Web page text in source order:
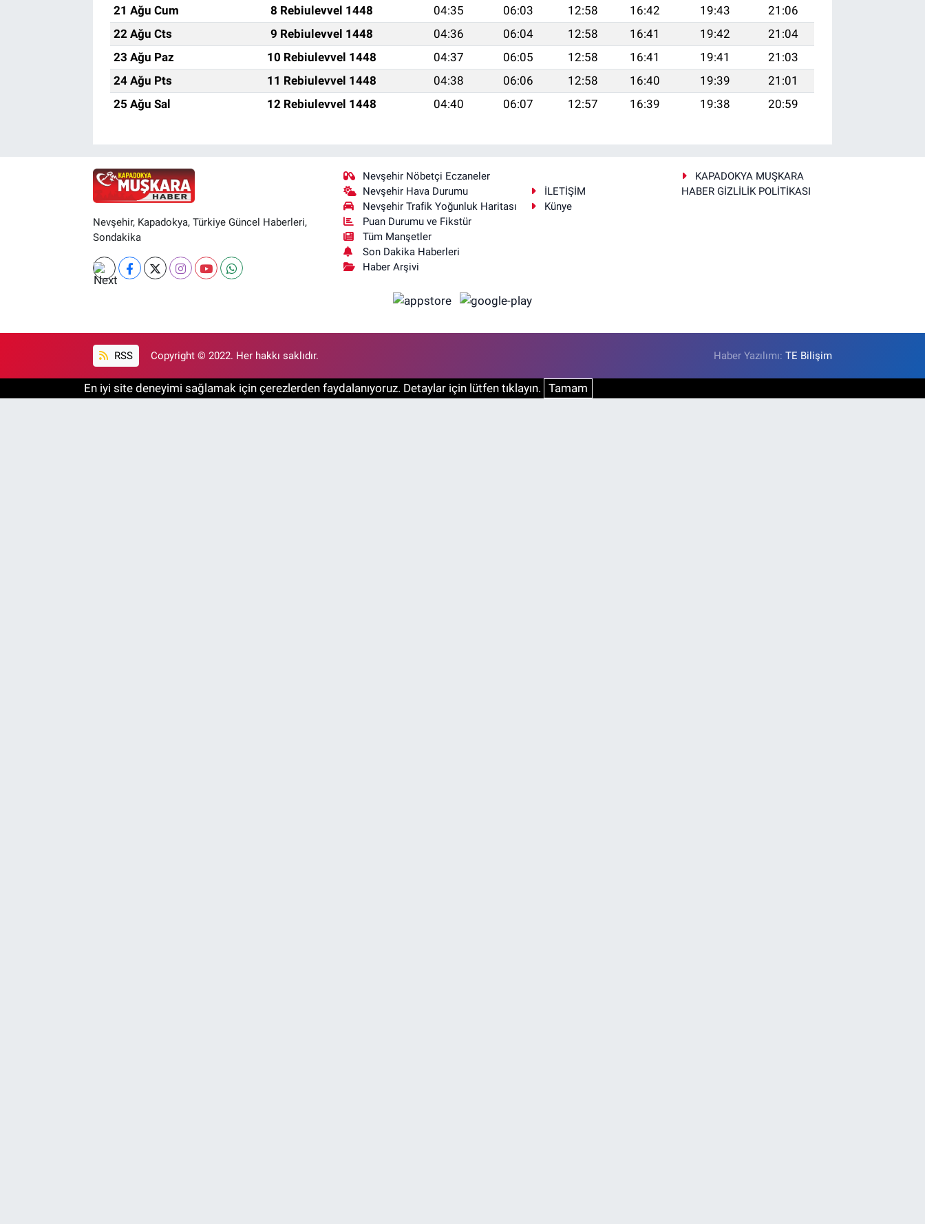
21 Ağu Cum
8 Rebiulevvel 1448 04:35 06:03 12:58 16:42 19:43
21:06
22 Ağu Cts
9 Rebiulevvel 1448 04:36 06:04 12:58 16:41 19:42
21:04
23 Ağu Paz
10 Rebiulevvel 1448 04:37 06:05 12:58 16:41 19:41
21:03
24 Ağu Pts
11 Rebiulevvel 1448 04:38 06:06 12:58 16:40 19:39
21:01
25 Ağu Sal
12 Rebiulevvel 1448 04:40 06:07 12:57 16:39 19:38 20:59
Nevşehir, Kapadokya, Türkiye Güncel Haberleri,
Sondakika
Nevşehir Nöbetçi Eczaneler
Nevşehir Hava Durumu
Nevşehir Trafik Yoğunluk Haritası
Puan Durumu ve Fikstür
Tüm Manşetler
Son Dakika Haberleri
Haber Arşivi
İLETİŞİM
KAPADOKYA MUŞKARA
HABER GİZLİLİK POLİTİKASI
Künye
RSS Copyright © 2022. Her hakkı saklıdır. Haber Yazılımı:TE Bilişim
En iyi site deneyimi sağlamak için çerezlerden faydalanıyoruz. Detaylar için lütfen tıklayın. Tamam